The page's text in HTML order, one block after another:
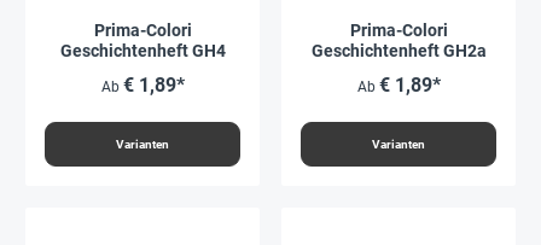
Prima-Colori
Geschichtenheft GH4
Ab € 1,89*
Varianten
Prima-Colori
Geschichtenheft GH2a
Ab € 1,89*
Varianten